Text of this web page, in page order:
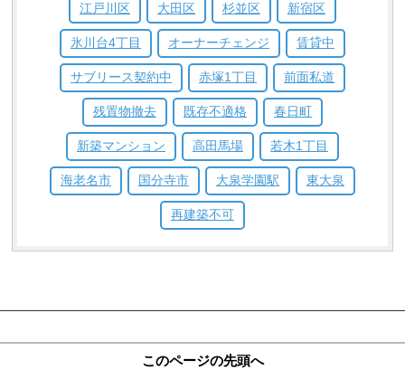
江戸川区 大田区 杉並区 新宿区
氷川台4丁目 オーナーチェンジ 賃貸中
サブリース契約中 赤塚1丁目 前面私道
残置物撤去 既存不適格 春日町
新築マンション 高田馬場 若木1丁目
海老名市 国分寺市 大泉学園駅 東大泉
再建築不可
このページの先頭へ